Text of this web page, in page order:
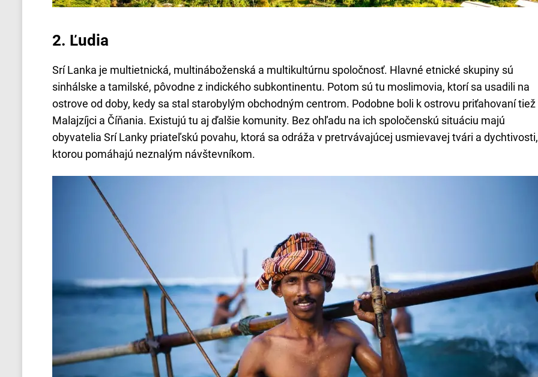
2. Ľudia
Srí Lanka je multietnická, multináboženská a multikultúrnu spoločnosť. Hlavné etnické skupiny sú
sinhálske a tamilské, pôvodne z indického subkontinentu. Potom sú tu moslimovia, ktorí sa usadili na
ostrove od doby, kedy sa stal starobylým obchodným centrom. Podobne boli k ostrovu priťahovaní tiež
Malajzíjci a Číňania. Existujú tu aj ďalšie komunity. Bez ohľadu na ich spoločenskú situáciu majú
obyvatelia Srí Lanky priateľskú povahu, ktorá sa odráža v pretrvávajúcej usmievavej tvári a
ktorou pomáhajú neznalým návštevníkom.